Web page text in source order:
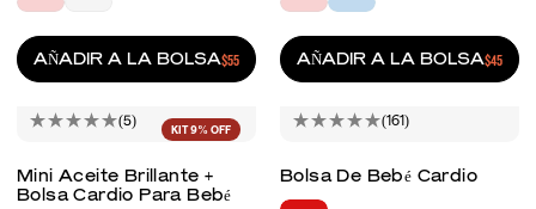
AÑADIR A LA BOLSAPRECIO REGULAR
$55 AÑADIR A LA BOLSAPRECIO
$45
(5)
KIT9% OFF
Mini Aceite Brillante +
Bolsa Cardio Para Bebé
(161)
Bolsa De Bebé Cardio